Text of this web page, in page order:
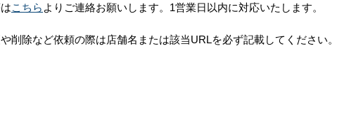
こちら よりご連絡お願いします。1営業日以内に対応いたします。
削除など依頼の際は店舗名または該当URLを必ず記載してください。